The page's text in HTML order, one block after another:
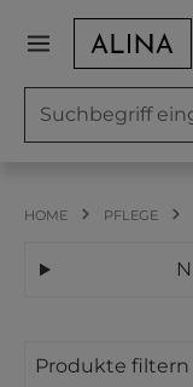
Zum Hauptinhalt
HOME PFLEGE
Produkte filtern